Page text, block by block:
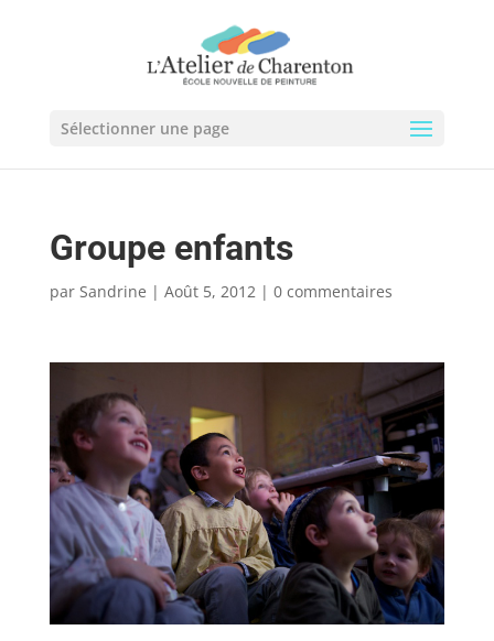
Sélectionner une page
Groupe enfants
par Sandrine | Août 5, 2012| 0 commentaires